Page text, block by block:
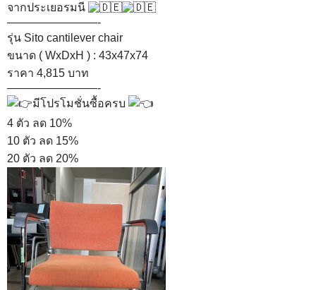
จากประเยอรมนี
————————-
รุ่น Sito cantilever chair
ขนาด ( WxDxH ) : 43x47x74
ราคา 4,815 บาท
————————-
มีโปรโมชั่นซื้อครบ
4 ตัว ลด 10%
10 ตัว ลด 15%
20 ตัว ลด 20%